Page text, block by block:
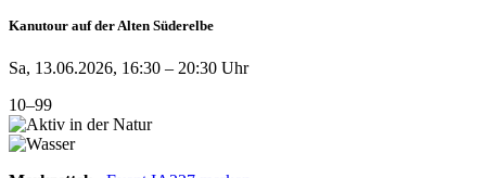
Kanutour auf der Alten Süderelbe
Sa, 13.06.2026, 16:30 – 20:30 Uhr
10–99